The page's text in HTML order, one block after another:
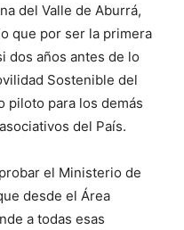
del Valle de Aburrá,
que por ser la primera
dos años antes de lo
Sostenible del
piloto para los demás
del País.
el Ministerio de
desde el Área
a todas esas